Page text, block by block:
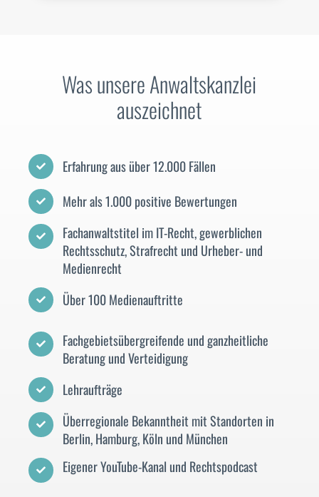
Was unsere Anwaltskanzlei
auszeichnet
 Erfahrung aus über 12.000 Fällen
 Mehr als 1.000 positive Bewertungen

Fachanwaltstitel im IT-Recht, gewerblichen
Rechtsschutz, Strafrecht und Urheber- und
Medienrecht
 Über 100 Medienauftritte

Fachgebietsübergreifende und ganzheitliche
Beratung und Verteidigung
 Lehraufträge

Überregionale Bekanntheit mit Standorten in
Berlin, Hamburg, Köln und München
 Eigener YouTube-Kanal und Rechtspodcast